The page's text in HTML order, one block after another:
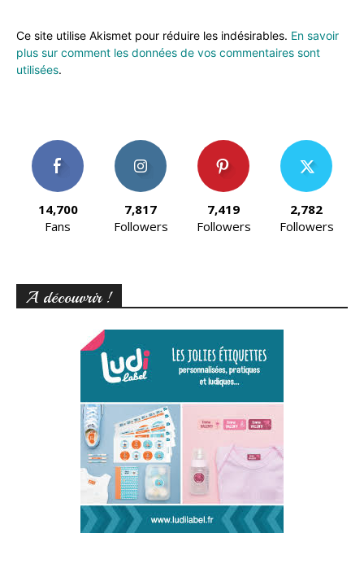
Ce site utilise Akismet pour réduire les indésirables. En savoir
plus sur comment les données de vos commentaires sont
utilisées.
14,700
Fans
7,817
Followers
7,419
Followers
2,782
Followers
A découvrir !